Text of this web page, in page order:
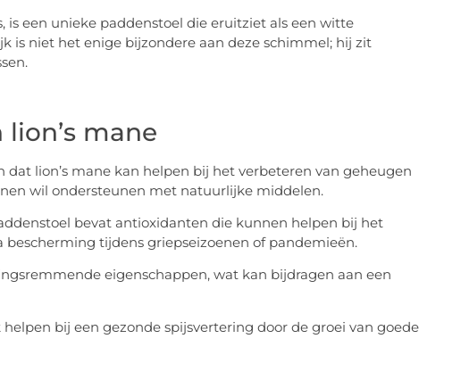
is een unieke paddenstoel die eruitziet als een witte
is niet het enige bijzondere aan deze schimmel; hij zit
mane
dat lion’s mane kan helpen bij het verbeteren van geheugen
wil ondersteunen met natuurlijke middelen.
bevat antioxidanten die kunnen helpen bij het
tijdens griepseizoenen of pandemieën.
eigenschappen, wat kan bijdragen aan een
bij een gezonde spijsvertering door de groei van goede